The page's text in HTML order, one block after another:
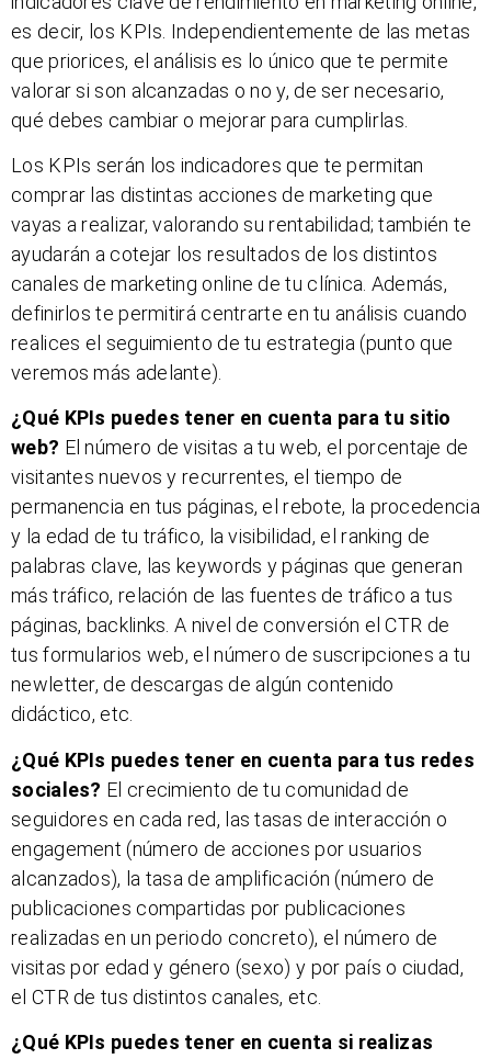
es decir, los KPIs. Independientemente de las metas
que priorices, el análisis es lo único que te permite
valorar si son alcanzadas o no y, de ser necesario,
qué debes cambiar o mejorar para cumplirlas.
Los KPIs serán los indicadores que te permitan
comprar las distintas acciones de marketing que
vayas a realizar, valorando su rentabilidad; también te
ayudarán a cotejar los resultados de los distintos
canales de marketing online de tu clínica. Además,
definirlos te permitirá centrarte en tu análisis cuando
realices el seguimiento de tu estrategia (punto que
veremos más adelante).
¿Qué KPIs puedes tener en cuenta para tu sitio
web? El número de visitas a tu web, el porcentaje de
visitantes nuevos y recurrentes, el tiempo de
permanencia en tus páginas, el rebote, la procedencia
y la edad de tu tráfico, la visibilidad, el ranking de
palabras clave, las keywords y páginas que generan
más tráfico, relación de las fuentes de tráfico a tus
páginas, backlinks. A nivel de conversión el CTR de
tus formularios web, el número de suscripciones a tu
newletter, de descargas de algún contenido
didáctico, etc.
¿Qué KPIs puedes tener en cuenta para tus redes
sociales? El crecimiento de tu comunidad de
seguidores en cada red, las tasas de interacción o
engagement (número de acciones por usuarios
alcanzados), la tasa de amplificación (número de
publicaciones compartidas por publicaciones
realizadas en un periodo concreto), el número de
visitas por edad y género (sexo) y por país o ciudad,
el CTR de tus distintos canales, etc.
¿Qué KPIs puedes tener en cuenta si realizas